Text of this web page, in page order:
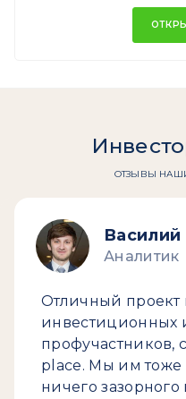
ОТЗЫВЫ
Василий
Аналитик
Отличный проект
инвестиционных
профучастников,
place. Мы им тоже
ничего зазорного